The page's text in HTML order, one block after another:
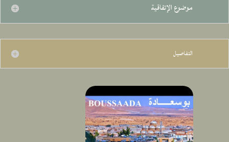
موضوع الإتفاقية
التفاصيل